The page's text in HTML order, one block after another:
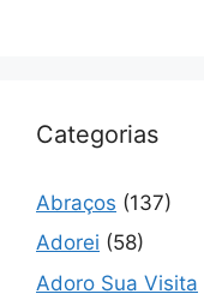
Categorias
Abraços (137)
Adorei (58)
Adoro Sua Visita